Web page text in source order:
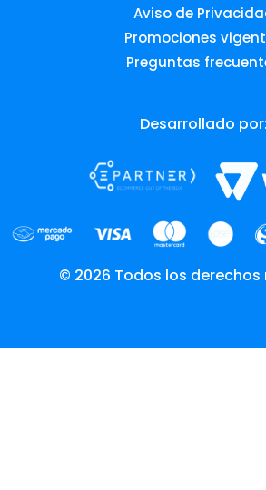
Aviso de
Promociones
Preguntas
Desarrollado por:
© 2026 Todos los derechos